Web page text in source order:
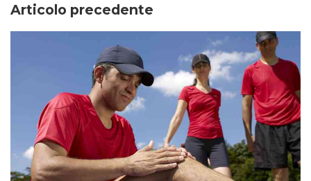
Articolo precedente